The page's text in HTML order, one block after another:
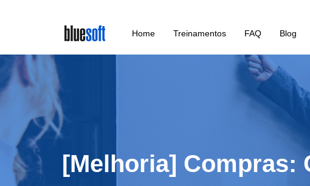
main
content
Home Treinamentos FAQ Blog
[Melhoria] Compras: